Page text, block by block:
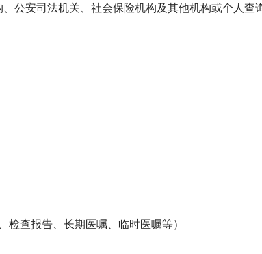
公安司法机关、社会保险机构及其他机构或个人查询
查报告、长期医嘱、临时医嘱等）